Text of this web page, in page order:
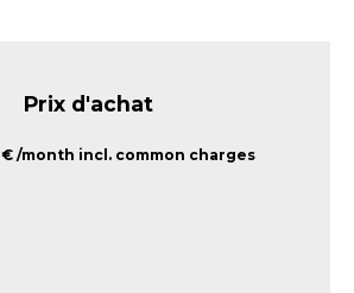
Prix d'achat
€ /month incl. common charges